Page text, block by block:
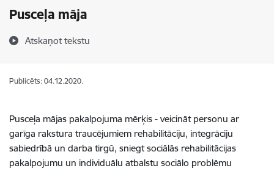
Pusceļa māja
Atskaņot tekstu
Publicēts: 04.12.2020.
Pusceļa mājas pakalpojuma mērķis - veicināt personu ar
garīga rakstura traucējumiem rehabilitāciju, integrāciju
sabiedrībā un darba tirgū, sniegt sociālās rehabilitācijas
pakalpojumu un individuālu atbalstu sociālo problēmu